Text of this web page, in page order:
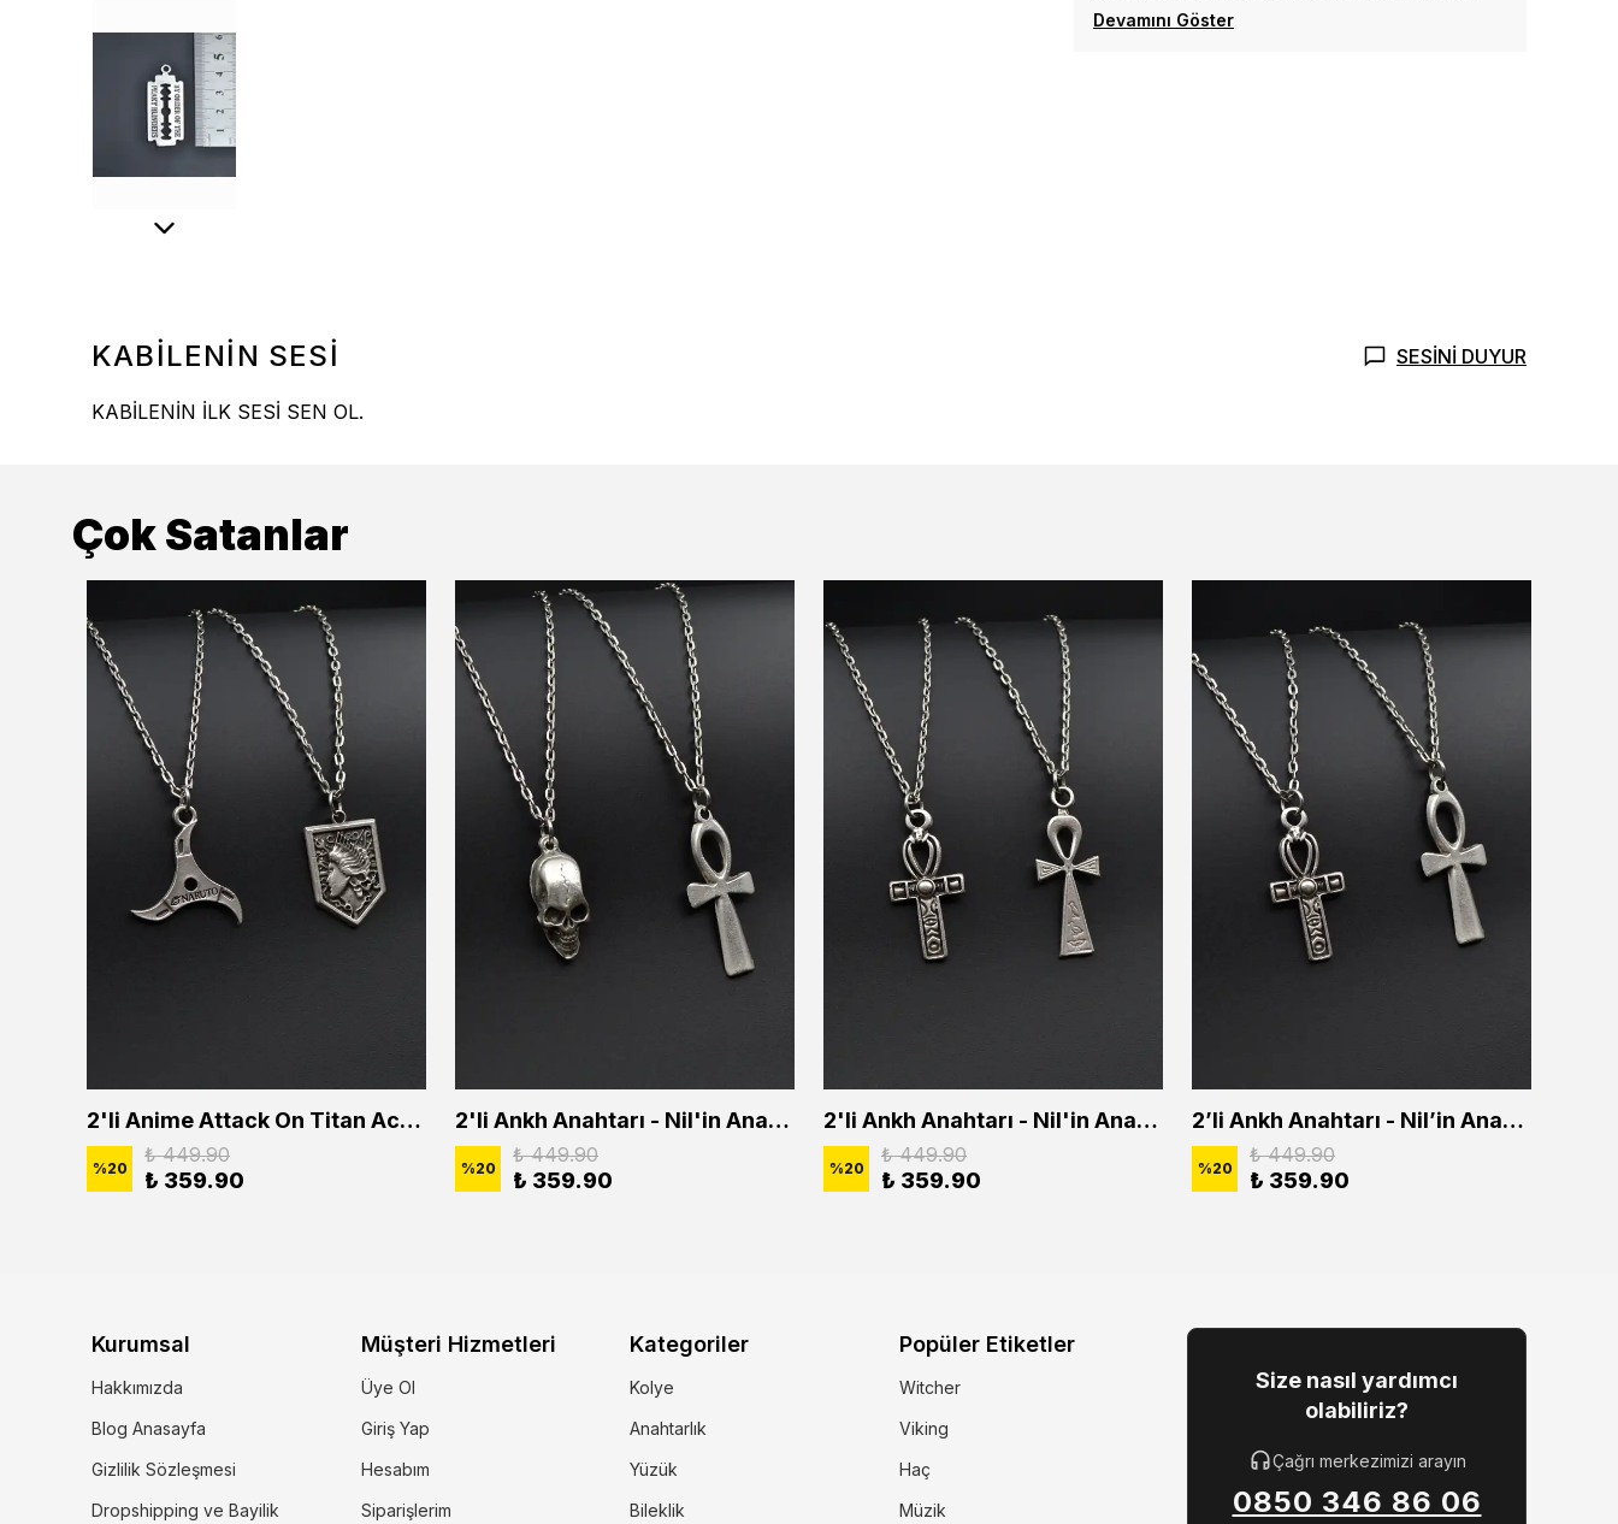
Devamını Göster
KABİLENİN SESİ SESİNİ DUYUR
KABİLENİN İLK SESİ SEN OL.
Çok Satanlar
2'li Anime Attack On Titan Acrylic Maria Anime Naruto Erkek Kadın Kolye Seti
%20
₺ 449.90
₺ 359.90
2'li Ankh Anahtarı - Nil'in Anahtarı - Kuru Kafa Erkek Kadın Kolye Seti
%20
₺ 449.90
₺ 359.90
2'li Ankh Anahtarı - Nil'in Anahtarı Erkek Kadın Kolye Seti
%20
₺ 449.90
₺ 359.90
2’li Ankh Anahtarı - Nil’in Anahtarı Erkek Kadın Kolye Seti
%20
₺ 449.90
₺ 359.90
Kurumsal
Hakkımızda
Blog Anasayfa
Gizlilik Sözleşmesi
Dropshipping ve Bayilik
Müşteri Hizmetleri
Üye Ol
Giriş Yap
Hesabım
Siparişlerim
Kategoriler
Kolye
Anahtarlık
Yüzük
Bileklik
Popüler Etiketler
Witcher
Viking
Haç
Müzik
Size nasıl yardımcı
olabiliriz?
Çağrı merkezimizi arayın
0850 346 86 06